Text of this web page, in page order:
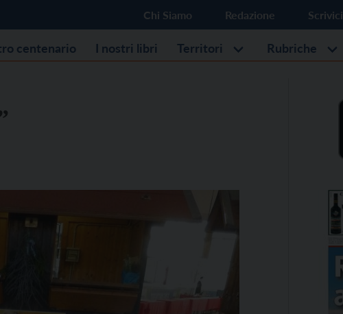
Chi Siamo Redazione Scrivici
centenario I nostri libri Territori Rubriche